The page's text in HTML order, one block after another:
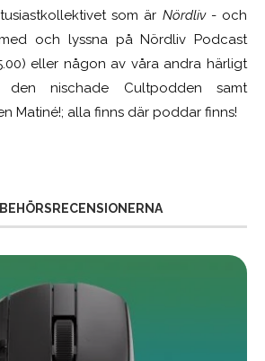
som är Nördliv- och
och lyssna på Nördliv Podcast
eller någon av våra andra härligt
den nischade Cultpodden samt
Matiné!; alla finns där poddar finns!